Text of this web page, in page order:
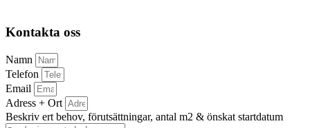
Kontakta oss
Namn
Telefon
Email
Adress + Ort
Beskriv ert behov, förutsättningar, antal m2 & önskat startdatum